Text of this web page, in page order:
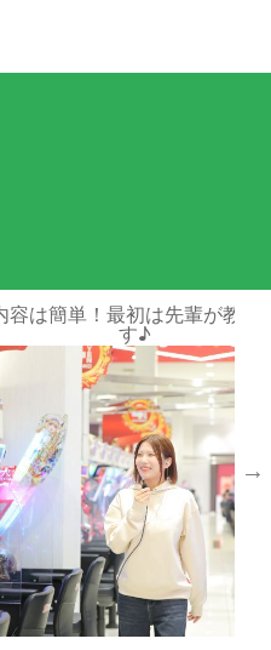
制服が新しくなりました☆